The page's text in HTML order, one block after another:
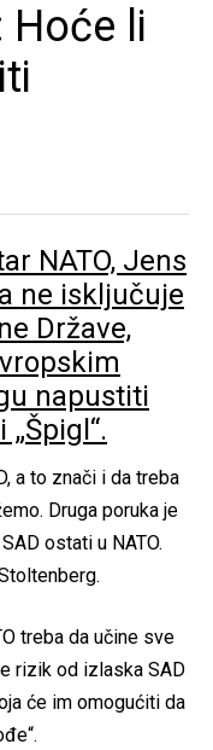
Hoće li
NATO, Jens
ne isključuje
Države,
napustiti
a to znači i da treba
Druga poruka je
ostati u NATO.
treba da učine sve
rizik od izlaska SAD
će im omogućiti da